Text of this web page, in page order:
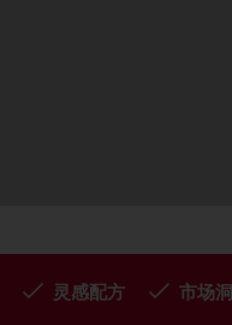
灵感配方 市场